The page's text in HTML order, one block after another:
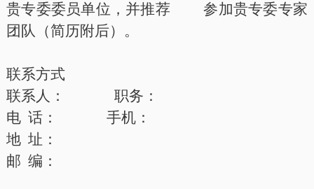
贵专委委员单位，并推荐
参加贵专委专家
团队（简历附后） 。
联系方式
联系人：
职务：
电 话：
手机：
地 址：
邮 编：